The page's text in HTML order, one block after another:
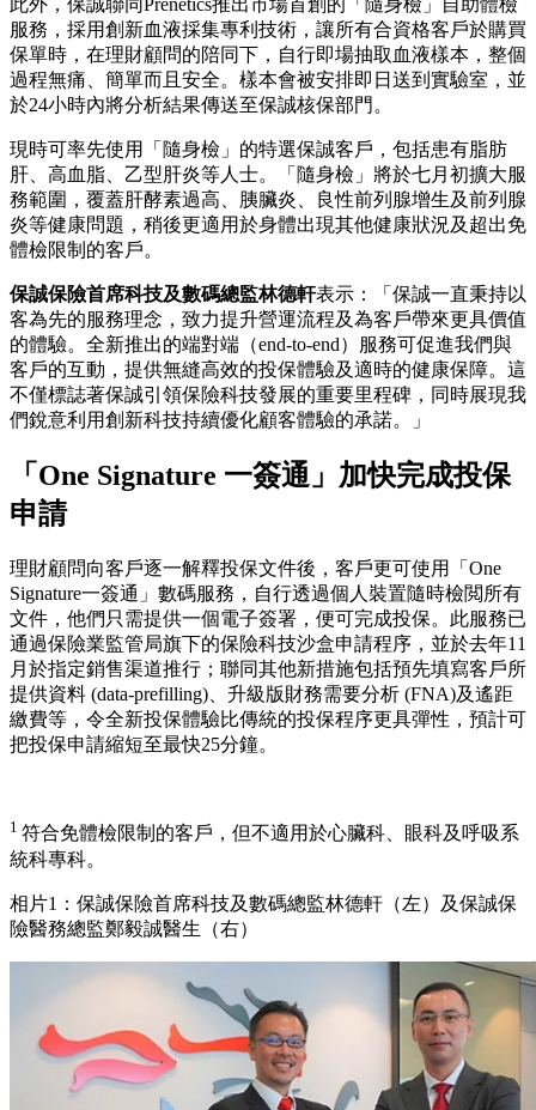
服務，採用創新血液採集專利技術，讓所有合資格客戶於購買
保單時，在理財顧問的陪同下，自行即場抽取血液樣本，整個
過程無痛、簡單而且安全。樣本會被安排即日送到實驗室，並
於24小時內將分析結果傳送至保誠核保部門。
現時可率先使用「隨身檢」的特選保誠客戶，包括患有脂肪
肝、高血脂、乙型肝炎等人士。「隨身檢」將於七月初擴大服
務範圍，覆蓋肝酵素過高、胰臟炎、良性前列腺增生及前列腺
炎等健康問題，稍後更適用於身體出現其他健康狀況及超出免
體檢限制的客戶。
保誠保險首席科技及數碼總監林德軒表示：「保誠一直秉持以
客為先的服務理念，致力提升營運流程及為客戶帶來更具價值
的體驗。全新推出的端對端（end-to-end）服務可促進我們與
客戶的互動，提供無縫高效的投保體驗及適時的健康保障。這
不僅標誌著保誠引領保險科技發展的重要里程碑，同時展現我
們銳意利用創新科技持續優化顧客體驗的承諾。」
「One Signature 一簽通」加快完成投保
申請
理財顧問向客戶逐一解釋投保文件後，客戶更可使用「One
Signature一簽通」數碼服務，自行透過個人裝置隨時檢閲所有
文件，他們只需提供一個電子簽署，便可完成投保。此服務已
通過保險業監管局旗下的保險科技沙盒申請程序，並於去年11
月於指定銷售渠道推行；聯同其他新措施包括預先填寫客戶所
提供資料 (data-prefilling)、升級版財務需要分析 (FNA)及遙距
繳費等，令全新投保體驗比傳統的投保程序更具彈性，預計可
把投保申請縮短至最快25分鐘。
1 符合免體檢限制的客戶，但不適用於心臟科、眼科及呼吸系
統科專科。
相片1：保誠保險首席科技及數碼總監林德軒（左）及保誠保
險醫務總監鄭毅誠醫生（右）